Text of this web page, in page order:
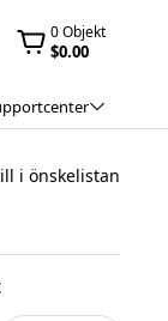
0 Objekt
$0.00
i önskelistan